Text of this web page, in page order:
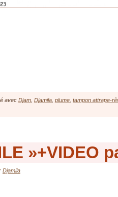
avec Djam Djamila plume tampon attrape-
»+VIDEO
Djamila